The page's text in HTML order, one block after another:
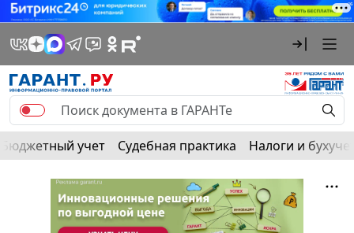
Бюджетный учет Судебная практика Налоги и